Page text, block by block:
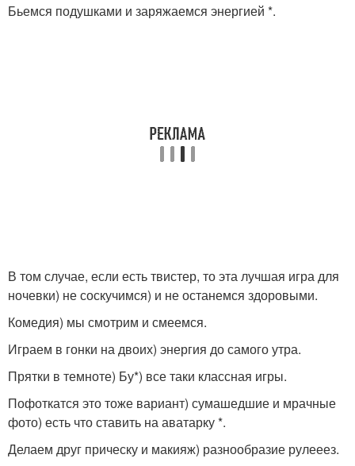
Бьемся подушками и заряжаемся энергией *.
В том случае, если есть твистер, то эта лучшая игра для
ночевки) не соскучимся) и не останемся здоровыми.
Комедия) мы смотрим и смеемся.
Играем в гонки на двоих) энергия до самого утра.
Прятки в темноте) Бу*) все таки классная игры.
Пофоткатся это тоже вариант) сумашедшие и мрачные
фото) есть что ставить на аватарку *.
Делаем друг прическу и макияж) разнообразие рулееез.